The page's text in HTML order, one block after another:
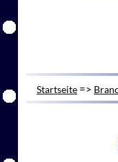
Startseite =>